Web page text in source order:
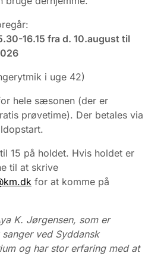
16.15 fra d. 10.august til
i uge 42)
hele sæsonen (der er
prøvetime). Der betales via
15 på holdet. Hvis holdet er
til at skrive
for at komme på
K. Jørgensen, som er
ved Syddansk
og har stor erfaring med at